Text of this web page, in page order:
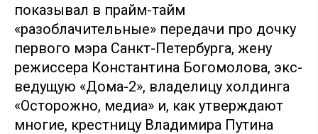
показывал в прайм-тайм
«разоблачительные» передачи про дочку
первого мэра Санкт-Петербурга, жену
режиссера Константина Богомолова, экс-
ведущую «Дома-2», владелицу холдинга
«Осторожно, медиа» и, как утверждают
многие, крестницу Владимира Путина